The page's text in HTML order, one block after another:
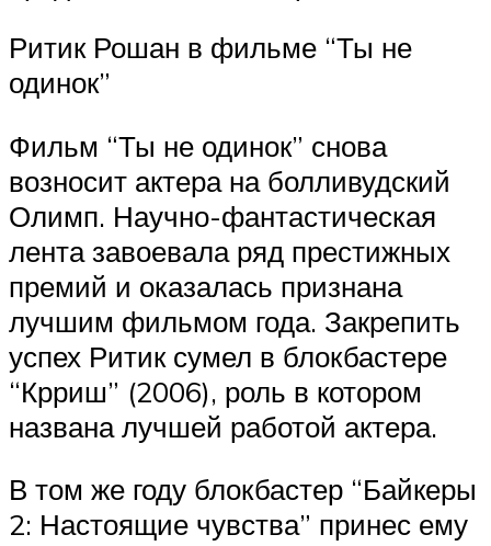
Ритик Рошан в фильме “Ты не
одинок”
Фильм “Ты не одинок” снова
возносит актера на болливудский
Олимп. Научно-фантастическая
лента завоевала ряд престижных
премий и оказалась признана
лучшим фильмом года. Закрепить
успех Ритик сумел в блокбастере
“Крриш” (2006), роль в котором
названа лучшей работой актера.
В том же году блокбастер “Байкеры
2: Настоящие чувства” принес ему